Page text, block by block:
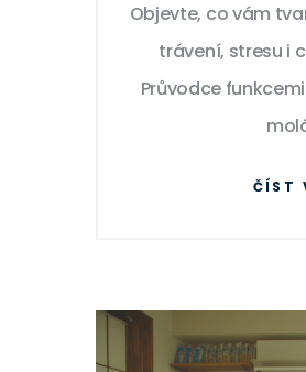
Objevte, co vám
trávení, stresu i
Průvodce
ČÍST